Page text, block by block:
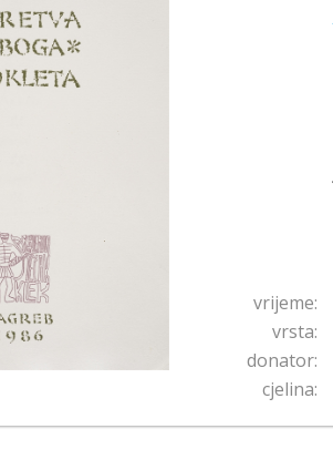
vrijeme:
vrsta:
donator:
cjelina: